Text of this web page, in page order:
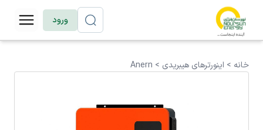
ورود
خانه > اینورترهای هیبریدی >
Anern